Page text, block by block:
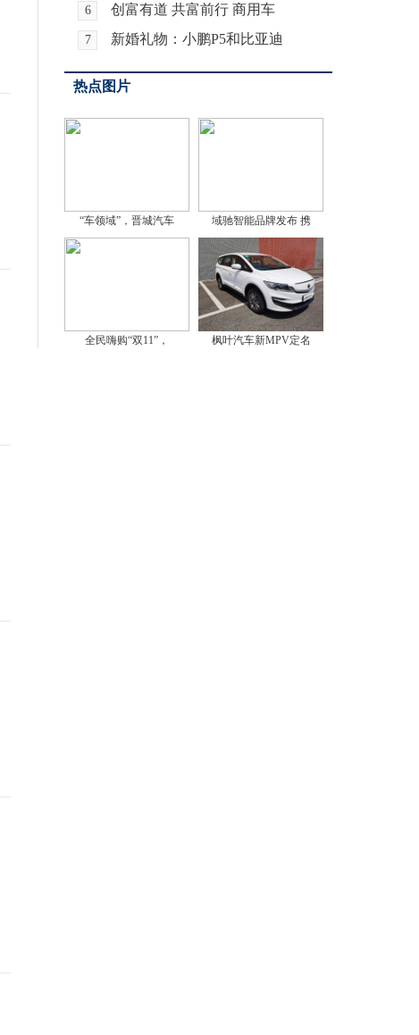
6 创富有道 共富前行 商用车
7 新婚礼物：小鹏P5和比亚迪
热点图片
“车领域”，晋城汽车 域驰智能品牌发布 携
全民嗨购“双11”， 枫叶汽车新MPV定名